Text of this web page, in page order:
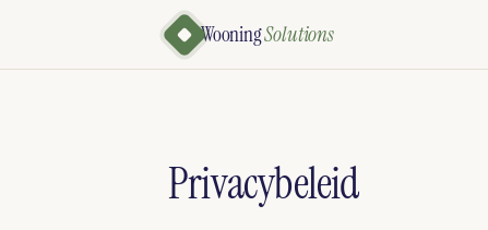
WooningSolutions
Privacybeleid